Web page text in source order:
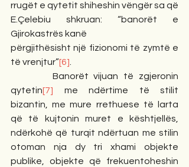
rrugët e qytetit shiheshin vëngër sa që
E.Çelebiu shkruan: “banorët e
Gjirokastrës kanë
përgjithësisht një fizionomi të zymtë e
të vrenjtur”[6].
qytetin[7] me ndërtime të stilit
bizantin, me mure rrethuese të larta
që të kujtonin muret e kështjellës,
ndërkohë që turqit ndërtuan me stilin
otoman nja dy tri xhami objekte
publike, objekte që frekuentoheshin